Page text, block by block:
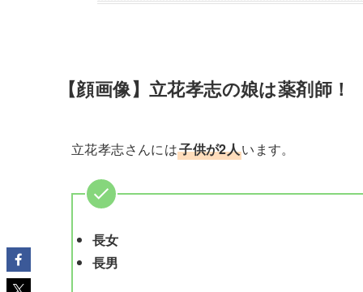
【顔画像】立花孝志の娘は薬剤師！
立花孝志さんには子供が2人います。
長女
長男